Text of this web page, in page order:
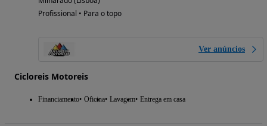
Profissional • Para o topo
Ver anúncios
Cicloreis Motoreis
Financiamento Oficina Lavagem Entrega em casa